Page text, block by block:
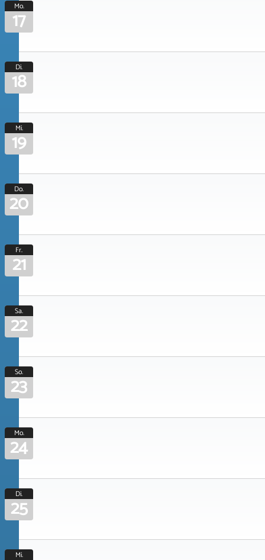
Mo.
17
Di.
18
Mi.
19
Do.
20
Fr.
21
Sa.
22
So.
23
Mo.
24
Di.
25
Mi.